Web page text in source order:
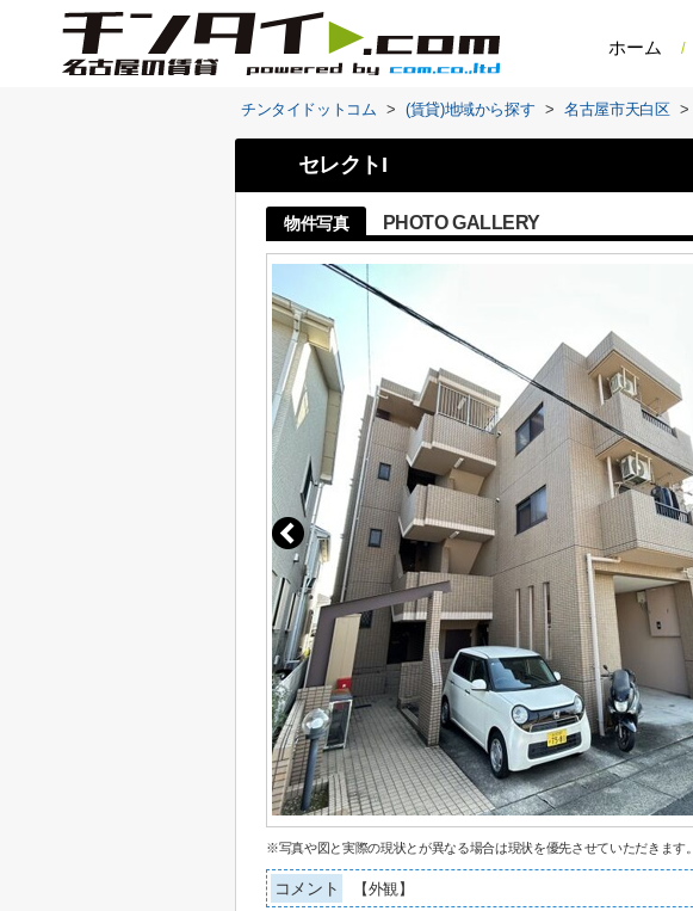
ホーム
チンタイドットコム > (賃貸)地域から探す > 名古屋市天白区 >
セレクトI
物件写真 PHOTO GALLERY
※写真や図と実際の現状とが異なる場合は現状を優先させていただきます。
コメント 【外観】